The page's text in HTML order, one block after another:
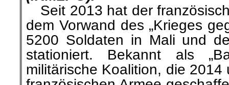
hatte die
aufgerufen, die sich im Juni
die türkischen Angriffe
verschiedenen Parteien und
Organisationen traf. Der
KON-MED, verschiedene